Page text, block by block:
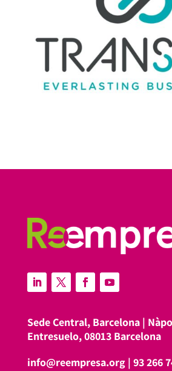
Sede Central, Barcelona |
Entresuelo, 08013 Barcelona
info@reempresa.org| 93 266